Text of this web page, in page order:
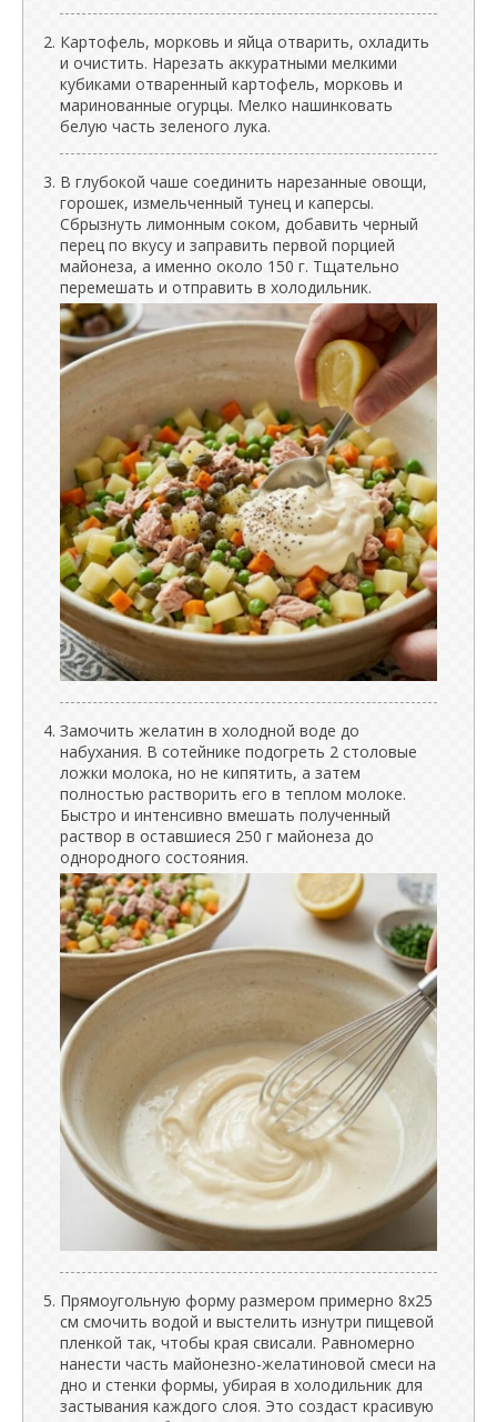
Картофель, морковь и яйца отварить, охладить
и очистить. Нарезать аккуратными мелкими
кубиками отваренный картофель, морковь и
маринованные огурцы. Мелко нашинковать
белую часть зеленого лука.
В глубокой чаше соединить нарезанные овощи,
горошек, измельченный тунец и каперсы.
Сбрызнуть лимонным соком, добавить черный
перец по вкусу и заправить первой порцией
майонеза, а именно около 150 г. Тщательно
перемешать и отправить в холодильник.
Замочить желатин в холодной воде до
набухания. В сотейнике подогреть 2 столовые
ложки молока, но не кипятить, а затем
полностью растворить его в теплом молоке.
Быстро и интенсивно вмешать полученный
раствор в оставшиеся 250 г майонеза до
однородного состояния.
Прямоугольную форму размером примерно 8x25
см смочить водой и выстелить изнутри пищевой
пленкой так, чтобы края свисали. Равномерно
нанести часть майонезно-желатиновой смеси на
дно и стенки формы, убирая в холодильник для
застывания каждого слоя. Это создаст красивую